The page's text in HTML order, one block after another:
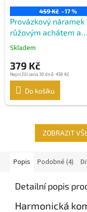
459 Kč –17 %
Provázkový náramek
růžovým achátem a
stříbrnými detaily
Skladem
379 Kč
Nejnižší cena 30 dnů: 459 Kč
Do košíku
ZOBRAZIT
Popis Podobné (4)
Detailní popis
Harmonická